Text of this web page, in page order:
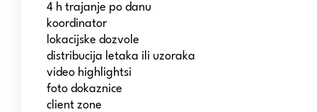
4 h trajanje po danu
koordinator
lokacijske dozvole
distribucija letaka ili uzoraka
video highlightsi
foto dokaznice
client zone